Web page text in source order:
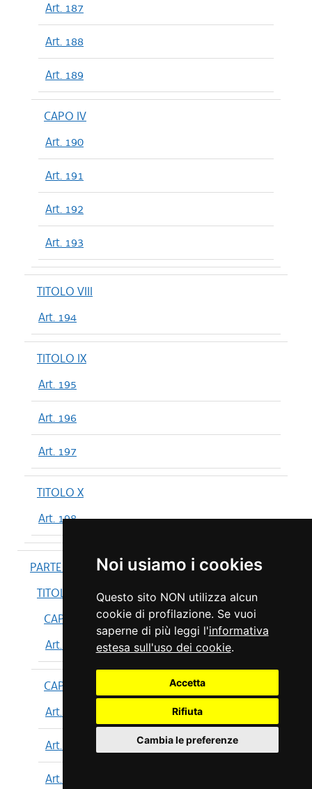
Noi usiamo i cookies
Questo sito NON utilizza alcun
cookie di profilazione. Se vuoi
saperne di più leggi l'informativa
estesa sull'uso dei cookie.
Accetta
Rifiuta
Cambia le preferenze
Art. 187
Art. 188
Art. 189
CAPO IV
Art. 190
Art. 191
Art. 192
Art. 193
TITOLO VIII
Art. 194
TITOLO IX
Art. 195
Art. 196
Art. 197
TITOLO X
Art. 198
PARTE IV
TITOLO I
CAPO I
Art. 199
CAPO II
Art. 200
Art. 201
Art. 202